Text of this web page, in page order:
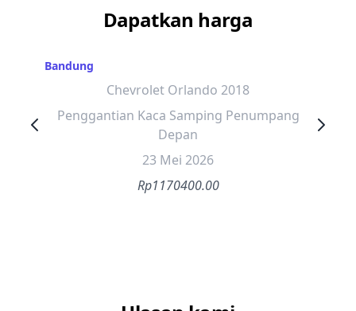
Dapatkan harga
Bandung
Chevrolet Orlando 2018
Penggantian Kaca Samping Penumpang
Depan
23 Mei 2026
Rp1170400.00